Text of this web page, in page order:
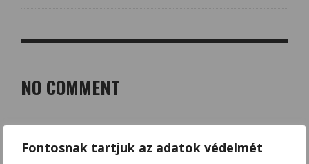
Fontosnak tartjuk az adatok védelmét
NO COMMENT
Az e-mail címet nem tesszük közzé. A kötelező mezőket